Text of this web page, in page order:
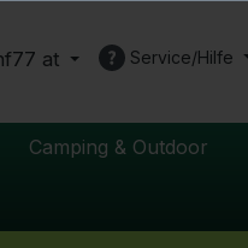
at Service/Hilfe
Camping & Outdoor